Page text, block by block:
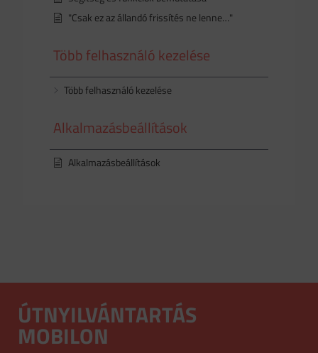
"Csak ez az állandó frissítés ne lenne…"
Több felhasználó kezelése
Több felhasználó kezelése
Alkalmazásbeállítások
Alkalmazásbeállítások
ÚTNYILVÁNTARTÁS
MOBILON